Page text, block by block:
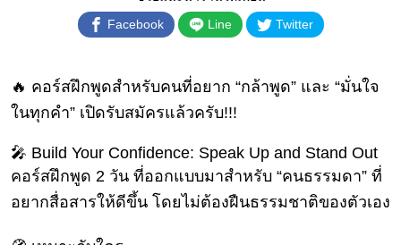
การ
บันเทิง
Facebook
Line Twitter
🔥 คอร์สฝึกพูดสำหรับคนที่อยาก “กล้าพูด” และ “มั่นใจ
ในทุกคำ” เปิดรับสมัครแล้วครับ!!!
🎤 Build Your Confidence: Speak Up and Stand Out
คอร์สฝึกพูด 2 วัน ที่ออกแบบมาสำหรับ “คนธรรมดา” ที่
อยากสื่อสารให้ดีขึ้น โดยไม่ต้องฝืนธรรมชาติของตัวเอง